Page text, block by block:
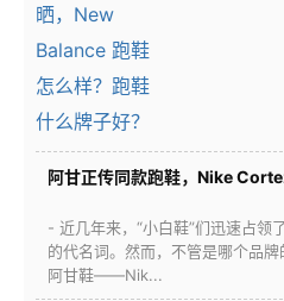
阿甘正传同款跑鞋，Nike
- 近几年来，“小白鞋”们迅速占领
的代名词。然而，不管是哪个品
阿甘鞋——Nik...